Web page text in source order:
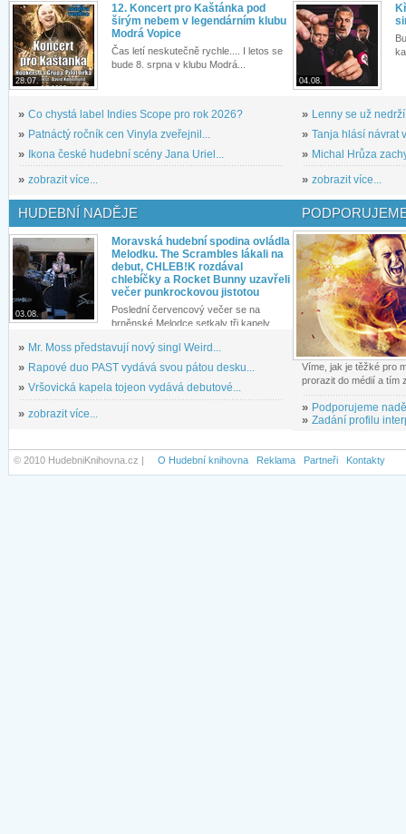
28.07.
12. Koncert pro Kaštánka pod
širým nebem v legendárním klubu
Modrá Vopice
Čas letí neskutečně rychle.... I letos se
bude 8. srpna v klubu Modrá...
» Co chystá label Indies Scope pro rok 2026?
» Patnáctý ročník cen Vinyla zveřejnil...
»
Ikona české hudební scény Jana Uriel...
» zobrazit více...
04.08.
» Lenny se už
» Tanja hlásí návrat
» Michal Hrůza
» zobrazit více...
HUDEBNÍ NADĚJE
03.08.
Moravská hudební spodina ovládla
Melodku. The Scrambles lákali na
debut, CHLEB!K rozdával
chlebíčky a Rocket Bunny uzavřeli
večer punkrockovou jistotou
Poslední červencový večer se na
brněnské Melodce setkaly tři kapely...
» Mr. Moss představují nový singl Weird...
» Rapové duo PAST vydává svou pátou desku...
» Vršovická kapela tojeon vydává debutové...
» zobrazit více...
Víme, jak je těžké pro
prorazit do médií a tím
» Podporujeme
» Zadání profilu
© 2010 HudebniKnihovna.cz | O Hudební knihovna Reklama Partneři Kontakty